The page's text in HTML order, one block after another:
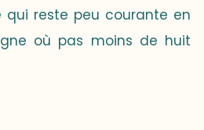
reste peu courante en
où pas moins de huit